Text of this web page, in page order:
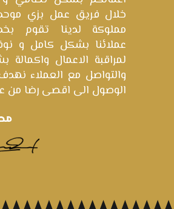
خلال فريق عمل بزي
مملوكة لدينا تقوم
عملائنا بشكل كامل و
لمراقبة الاعمال
والتواصل مع العملاء
الوصول الى اقصى رضا من